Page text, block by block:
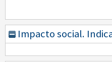
Impacto social.